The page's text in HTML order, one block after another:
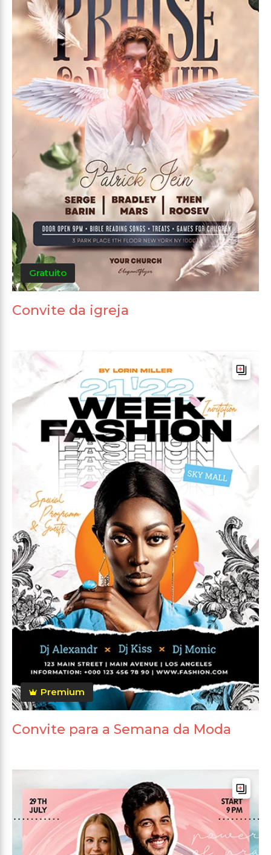
Gratuito
Convite da igreja
Premium
Convite para a Semana da Moda